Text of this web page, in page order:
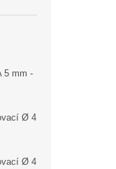
5 mm -
Ø 4
Ø 4